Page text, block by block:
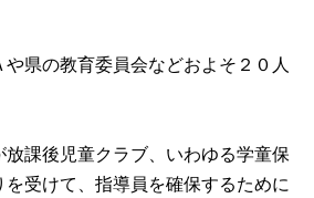
県の教育委員会などおよそ２０人
課後児童クラブ、いわゆる学童保
受けて、指導員を確保するために